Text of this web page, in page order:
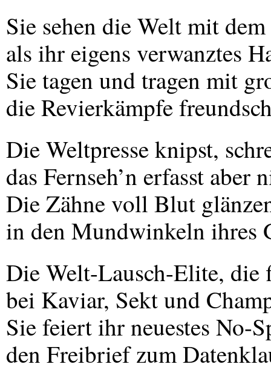
Sie sehen die Welt mit
als ihr eigens verwanztes
Sie tagen und tragen mit
die Revierkämpfe
Die Weltpresse knipst,
das Fernseh’n erfasst aber
Die Zähne voll Blut
in den Mundwinkeln ihres
Die Welt-Lausch-Elite, die
bei Kaviar, Sekt und
Sie feiert ihr neuestes No-
den Freibrief zum